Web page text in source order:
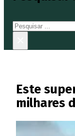
Pesquisar
Este
milhares